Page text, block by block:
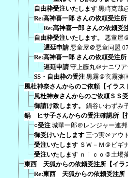
自由枠受注いたします 黒崎克哉
Re:高神喜一郎 さんの依頼受注所
Re:高神喜一郎 さんの依頼受
自由枠受注いたします。
悪童屋
遅延申請 悪童屋＠悪童同盟
Re:高神喜一郎 さんの依頼受注所
遅延申請 守上藤丸＠ナニワ
SS・自由枠の受注 黒霧＠玄霧藩
風杜神奈さんからのご依頼【イラス
風杜神奈さんからのご依頼ＳＳ
御請け致します。
鍋谷いわずみ
鍋 ヒサ子さんからの受注確認所【
○受注 城華一郎＠レンジャー連邦
御受けいたします 三つ実＠アウ
受注いたします ＳＷ－Ｍ＠ビギ
受注いたします ｎｉｃｏ＠土場
東西 天狐からの依頼受注所【イラ
Re:東西 天狐からの依頼受注所